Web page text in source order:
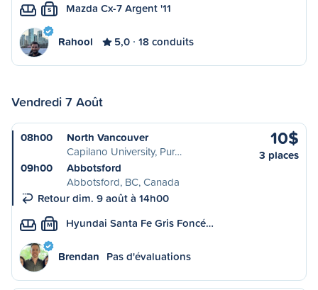
S Mazda Cx-7 Argent '11
Rahool 5,0 18 conduits
Vendredi 7 Août
08h00
North Vancouver
Capilano University, Pur…
09h00
Abbotsford
Abbotsford, BC, Canada
Retour dim. 9 août à 14h00
10$
3 places
M Hyundai Santa Fe Gris Foncé…
Brendan Pas d'évaluations